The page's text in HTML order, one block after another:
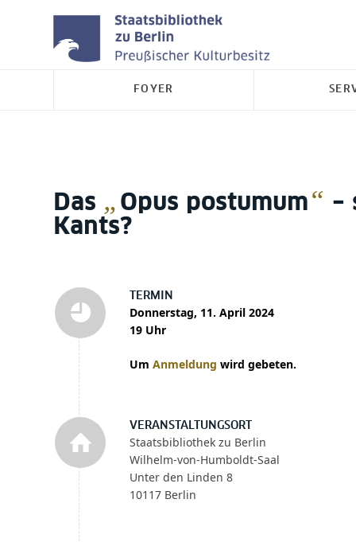
FOYER
Das „ Opus postumum “ –
Kants?
TERMIN
Donnerstag, 11. April 2024
19 Uhr
Um Anmeldung wird gebeten.
VERANSTALTUNGSORT
Staatsbibliothek zu Berlin
Wilhelm-von-Humboldt-Saal
Unter den Linden 8
10117 Berlin